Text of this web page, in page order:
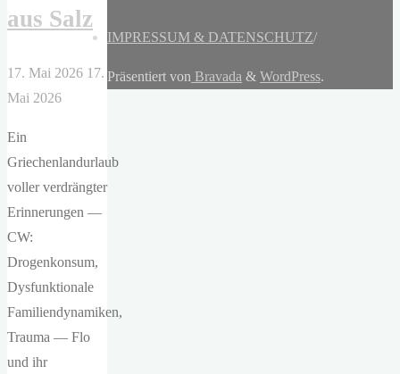
aus Salz
17. Mai 2026 17.
Mai 2026
Ein
Griechenlandurlaub
voller verdrängter
Erinnerungen —
CW:
Drogenkonsum,
Dysfunktionale
Familiendynamiken,
Trauma — Flo
und ihr
IMPRESSUM & DATENSCHUTZ/
Präsentiert von Bravada & WordPress.